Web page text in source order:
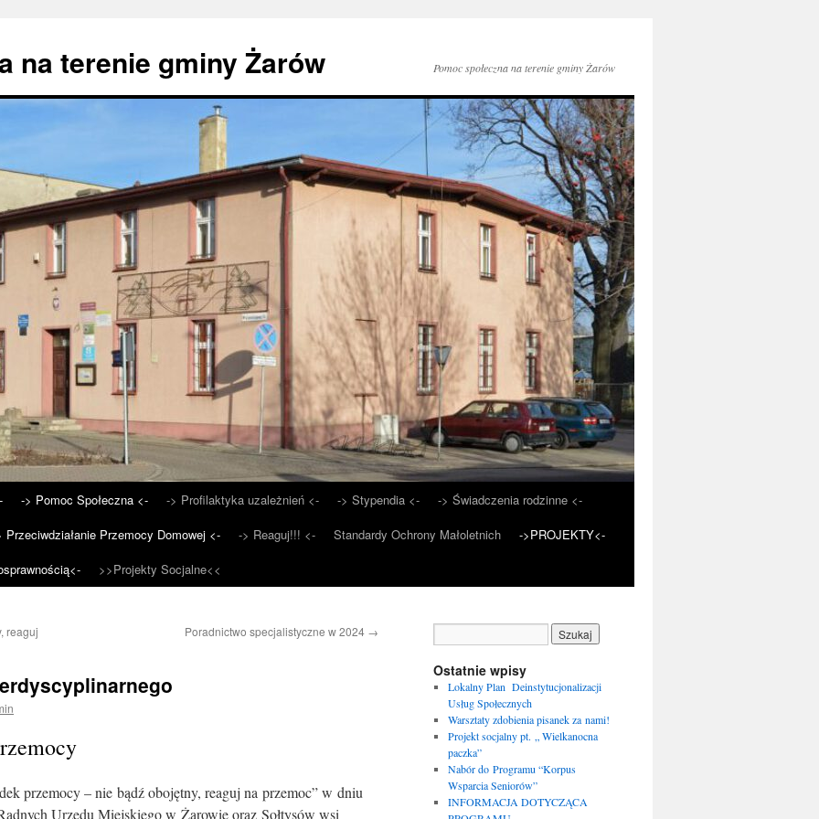
na terenie gminy Żarów Pomoc społeczna na terenie gminy Żarów
-> Pomoc Społeczna <- -> Profilaktyka uzależnień <- -> Stypendia <-
-> Świadczenia rodzinne <-
Przeciwdziałanie Przemocy Domowej <- -> Reaguj!!! <- Standardy Ochrony Małoletnich
->PROJEKTY<-
>>Projekty Socjalne<<
reaguj
Poradnictwo specjalistyczne w 2024 →
przemocy – nie bądź obojętny, reaguj na przemoc” w dniu
Urzędu Miejskiego w Żarowie oraz Sołtysów wsi
Ostatnie wpisy
Lokalny Plan Deinstytucjonalizacji
Usług Społecznych
Warsztaty zdobienia pisanek za nami!
Projekt socjalny pt. „ Wielkanocna
paczka”
Nabór do Programu “Korpus
Wsparcia Seniorów”
INFORMACJA DOTYCZĄCA